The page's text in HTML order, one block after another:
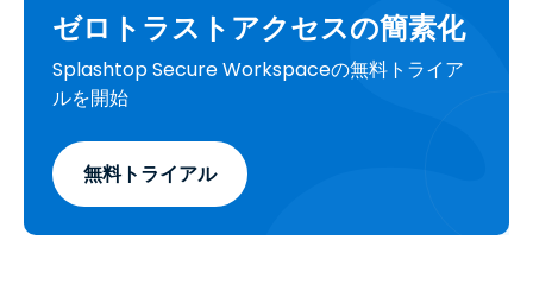
ゼロトラストアクセスの簡素化
Splashtop Secure Workspaceの無料トライア
ルを開始
無料トライアル